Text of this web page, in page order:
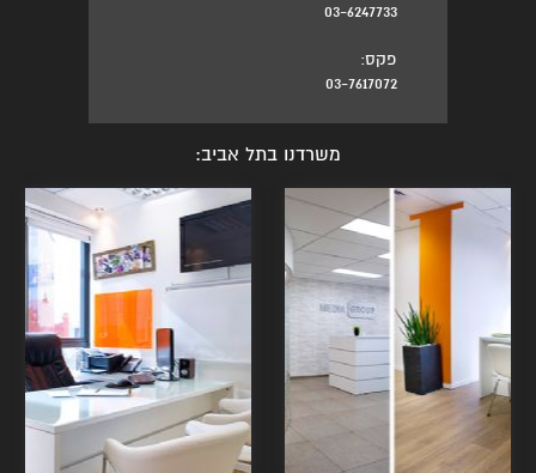
03-6247733
פקס:
03-7617072
משרדנו בתל אביב: